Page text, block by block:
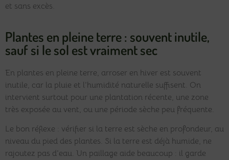
et sans excès.
Plantes en pleine terre : souvent inutile,
sauf si le sol est vraiment sec
En plantes en pleine terre, arroser en hiver est souvent
inutile, car la pluie et l’humidité naturelle suffisent. On
intervient surtout pour une plantation récente, une zone
très exposée au vent, ou une période sèche peu fréquente.
Le bon réflexe : vérifier si la terre est sèche en profondeur, au
niveau du pied des plantes. Si la terre est déjà humide, ne
rajoutez pas d’eau. Un paillage aide beaucoup : il garde